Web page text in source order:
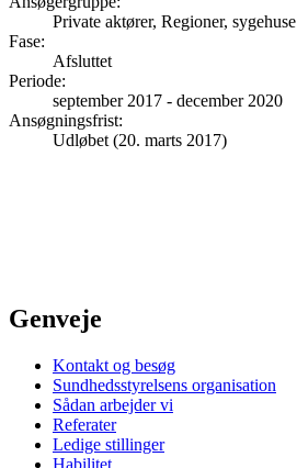
Private aktører, Regioner, sygehuse
Fase:
Afsluttet
Periode:
september 2017 - december 2020
Ansøgningsfrist:
Udløbet (20. marts 2017)
Genveje
Kontakt og besøg
Sundhedsstyrelsens organisation
Sådan arbejder vi
Referater
Ledige stillinger
Habilitet